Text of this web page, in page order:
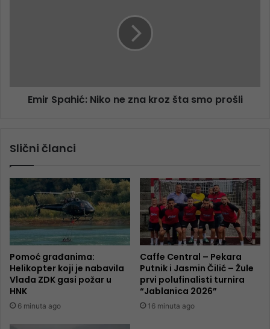
Emir Spahić: Niko ne zna kroz šta smo prošli
Slični članci
Pomoć građanima:
Helikopter koji je nabavila
Vlada ZDK gasi požar u
HNK
6 minuta ago
Caffe Central – Pekara
Putnik i Jasmin Čilić – Žule
prvi polufinalisti turnira
“Jablanica 2026”
16 minuta ago